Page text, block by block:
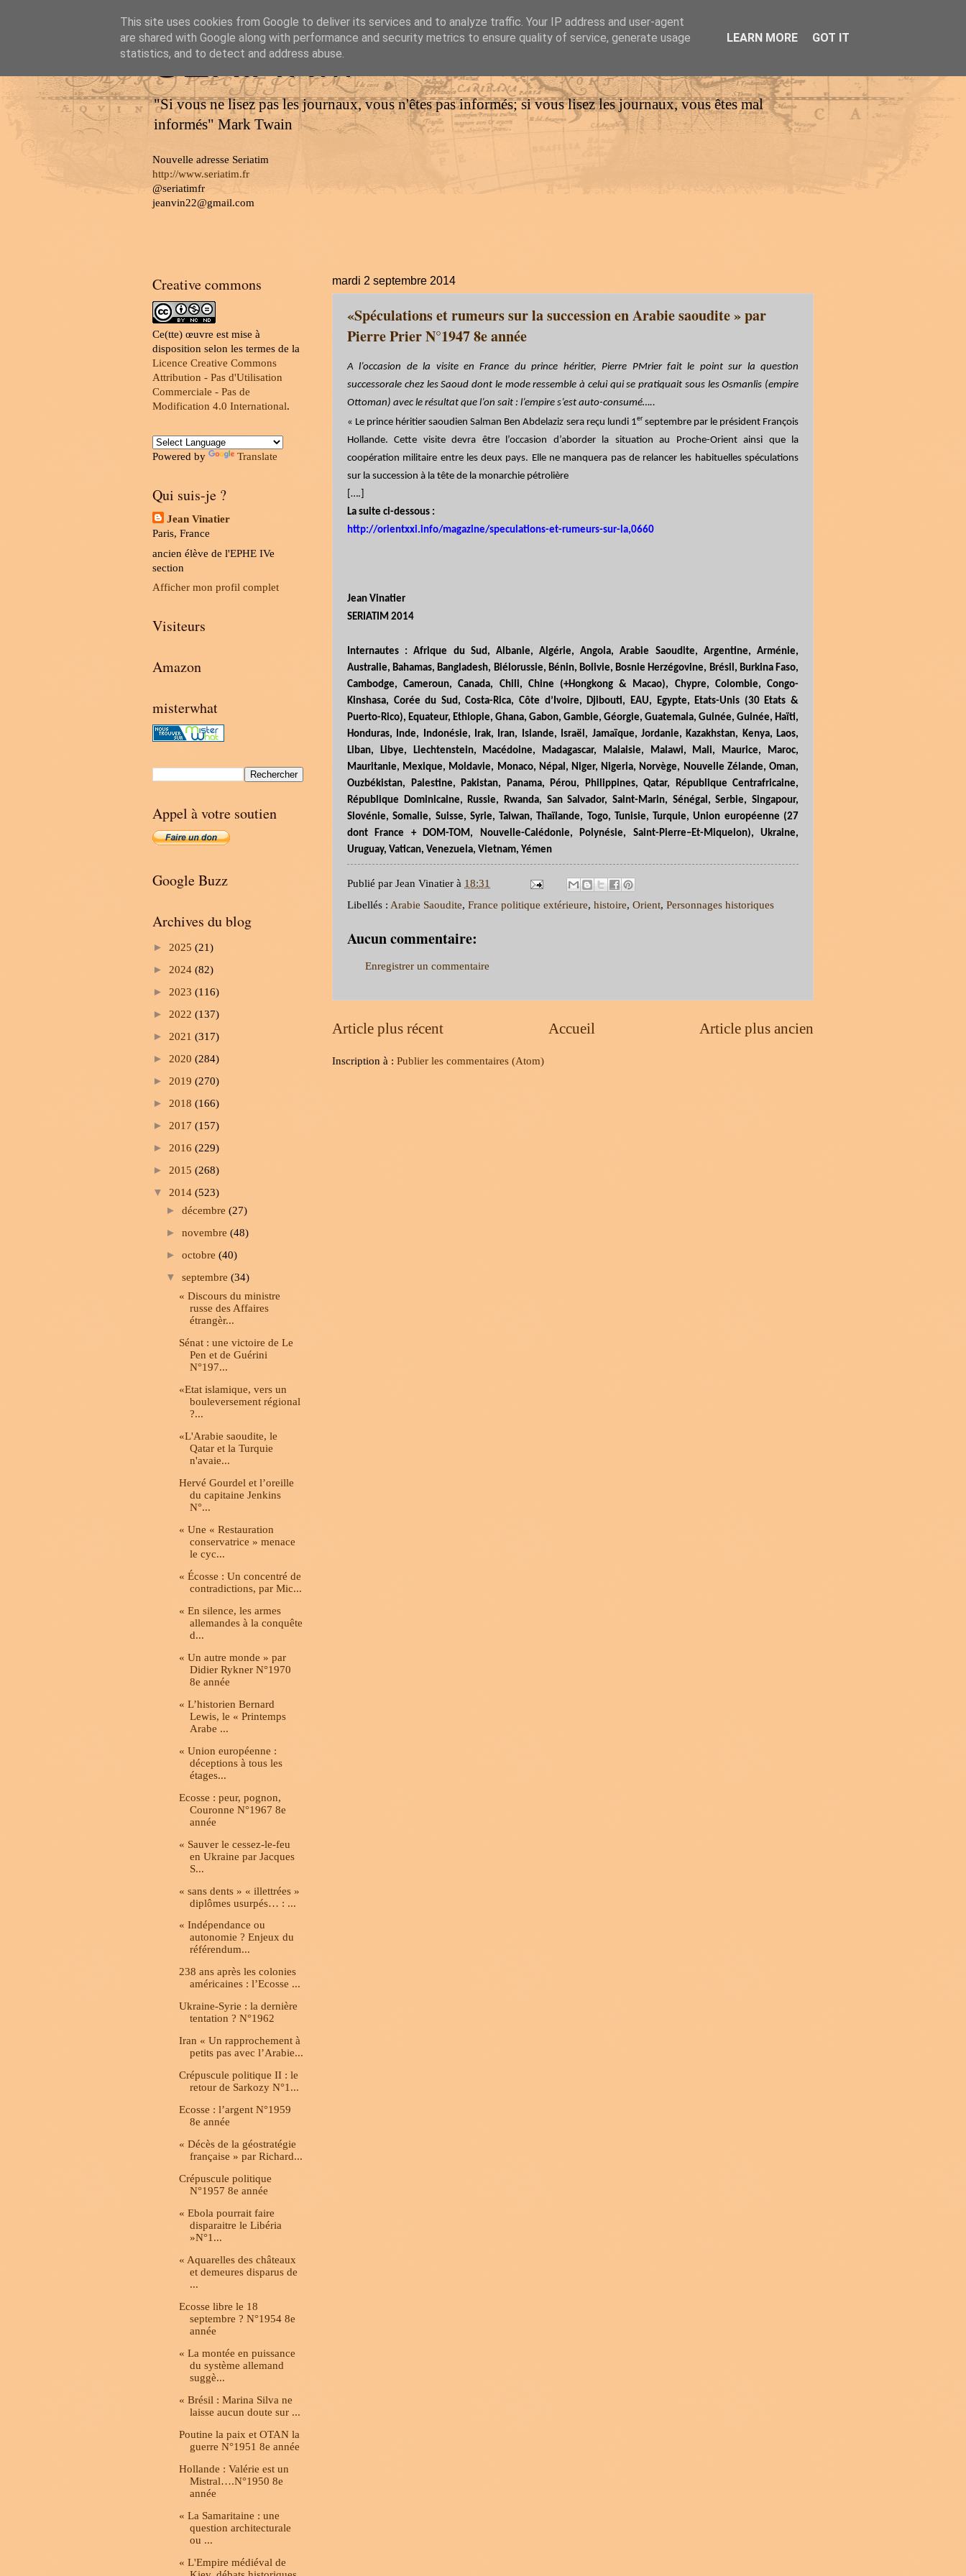
SERIATIM
"Si vous ne lisez pas les journaux, vous n'êtes pas informés; si vous lisez les journaux, vous êtes mal
informés" Mark Twain
Nouvelle adresse Seriatim
http://www.seriatim.fr
@seriatimfr
jeanvin22@gmail.com
mardi 2 septembre 2014
«Spéculations et rumeurs sur la succession en Arabie saoudite » par
Pierre Prier N°1947 8e année
A l’occasion de la visite en France du prince héritier, Pierre PMrier fait le point sur la question
successorale chez les Saoud dont le mode ressemble à celui qui se pratiquait sous les Osmanlis (empire
Ottoman) avec le résultat que l’on sait : l’empire s’est auto-consumé…..
« Le prince héritier saoudien Salman Ben Abdelaziz sera reçu lundi 1er septembre par le président François
Hollande. Cette visite devra être l’occasion d’aborder la situation au Proche-Orient ainsi que la
coopération militaire entre les deux pays. Elle ne manquera pas de relancer les habituelles spéculations
sur la succession à la tête de la monarchie pétrolière
[….]
La suite ci-dessous :
http://orientxxi.info/magazine/speculations-et-rumeurs-sur-la,0660
Jean Vinatier
SERIATIM 2014
Internautes : Afrique du Sud, Albanie, Algérie, Angola, Arabie Saoudite, Argentine, Arménie,
Australie, Bahamas, Bangladesh, Biélorussie, Bénin, Bolivie, Bosnie Herzégovine, Brésil, Burkina Faso,
Cambodge, Cameroun, Canada, Chili, Chine (+Hongkong & Macao), Chypre, Colombie, Congo-
Kinshasa, Corée du Sud, Costa-Rica, Côte d’Ivoire, Djibouti, EAU, Egypte, Etats-Unis (30 Etats &
Puerto-Rico), Equateur, Ethiopie, Ghana, Gabon, Gambie, Géorgie, Guatemala, Guinée, Guinée, Haïti,
Honduras, Inde, Indonésie, Irak, Iran, Islande, Israël, Jamaïque, Jordanie, Kazakhstan, Kenya, Laos,
Liban, Libye, Liechtenstein, Macédoine, Madagascar, Malaisie, Malawi, Mali, Maurice, Maroc,
Mauritanie, Mexique, Moldavie, Monaco, Népal, Niger, Nigeria, Norvège, Nouvelle Zélande, Oman,
Ouzbékistan, Palestine, Pakistan, Panama, Pérou, Philippines, Qatar, République Centrafricaine,
République Dominicaine, Russie, Rwanda, San Salvador, Saint-Marin, Sénégal, Serbie, Singapour,
Slovénie, Somalie, Suisse, Syrie, Taiwan, Thaïlande, Togo, Tunisie, Turquie, Union européenne (27
dont France + DOM-TOM, Nouvelle-Calédonie, Polynésie, Saint-Pierre–Et-Miquelon), Ukraine,
Uruguay, Vatican, Venezuela, Vietnam, Yémen
Publié par Jean Vinatier à 18:31
Libellés : Arabie Saoudite, France politique extérieure, histoire, Orient, Personnages historiques
Aucun commentaire:
Enregistrer un commentaire
Article plus récent Article plus ancien
Accueil
Inscription à : Publier les commentaires (Atom)
Creative commons
Ce(tte) œuvre est mise à
disposition selon les termes de la
Licence Creative Commons
Attribution - Pas d'Utilisation
Commerciale - Pas de
Modification 4.0 International.
Powered by Translate
Qui suis-je ?
Jean Vinatier
Paris, France
ancien élève de l'EPHE IVe
section
Afficher mon profil complet
Visiteurs
Amazon
misterwhat
Appel à votre soutien
Google Buzz
Archives du blog
► 2025 (21)
► 2024 (82)
► 2023 (116)
► 2022 (137)
► 2021 (317)
► 2020 (284)
► 2019 (270)
► 2018 (166)
► 2017 (157)
► 2016 (229)
► 2015 (268)
▼ 2014 (523)
► décembre (27)
► novembre (48)
► octobre (40)
▼ septembre (34)
« Discours du ministre
russe des Affaires
étrangèr...
Sénat : une victoire de Le
Pen et de Guérini
N°197...
«Etat islamique, vers un
bouleversement régional
?...
«L'Arabie saoudite, le
Qatar et la Turquie
n'avaie...
Hervé Gourdel et l’oreille
du capitaine Jenkins
N°...
« Une « Restauration
conservatrice » menace
le cyc...
« Écosse : Un concentré de
contradictions, par Mic...
« En silence, les armes
allemandes à la conquête
d...
« Un autre monde » par
Didier Rykner N°1970
8e année
« L’historien Bernard
Lewis, le « Printemps
Arabe ...
« Union européenne :
déceptions à tous les
étages...
Ecosse : peur, pognon,
Couronne N°1967 8e
année
« Sauver le cessez-le-feu
en Ukraine par Jacques
S...
« sans dents » « illettrées »
diplômes usurpés… : ...
« Indépendance ou
autonomie ? Enjeux du
référendum...
238 ans après les colonies
américaines : l’Ecosse ...
Ukraine-Syrie : la dernière
tentation ? N°1962
Iran « Un rapprochement à
petits pas avec l’Arabie...
Crépuscule politique II : le
retour de Sarkozy N°1...
Ecosse : l’argent N°1959
8e année
« Décès de la géostratégie
française » par Richard...
Crépuscule politique
N°1957 8e année
« Ebola pourrait faire
disparaitre le Libéria
»N°1...
« Aquarelles des châteaux
et demeures disparus de
...
Ecosse libre le 18
septembre ? N°1954 8e
année
« La montée en puissance
du système allemand
suggè...
« Brésil : Marina Silva ne
laisse aucun doute sur ...
Poutine la paix et OTAN la
guerre N°1951 8e année
Hollande : Valérie est un
Mistral….N°1950 8e
année
« La Samaritaine : une
question architecturale
ou ...
« L'Empire médiéval de
This site uses cookies from Google to deliver its services and to analyze traffic. Your IP address and user-agent
are shared with Google along with performance and security metrics to ensure quality of service, generate usage
statistics, and to detect and address abuse.
LEARN MORE GOT IT